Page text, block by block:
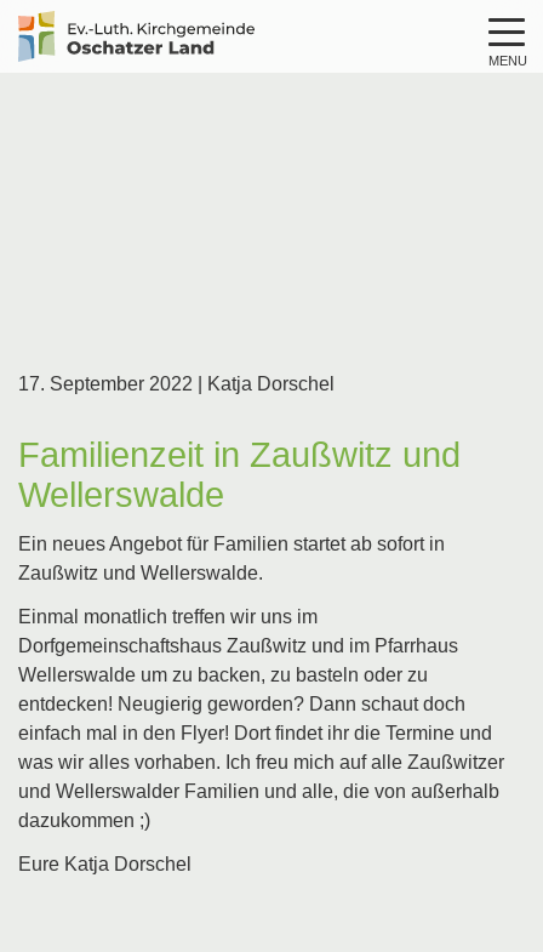
MENU
17. September 2022 | Katja Dorschel
Familienzeit in Zaußwitz und
Wellerswalde
Ein neues Angebot für Familien startet ab sofort in
Zaußwitz und Wellerswalde.
Einmal monatlich treffen wir uns im
Dorfgemeinschaftshaus Zaußwitz und im Pfarrhaus
Wellerswalde um zu backen, zu basteln oder zu
entdecken! Neugierig geworden? Dann schaut doch
einfach mal in den Flyer! Dort findet ihr die Termine und
was wir alles vorhaben. Ich freu mich auf alle Zaußwitzer
und Wellerswalder Familien und alle, die von außerhalb
dazukommen ;)
Eure Katja Dorschel